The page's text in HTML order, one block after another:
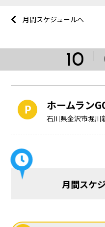
月間スケジュールへ
10
ホームラン
石川県金沢市堀川
月間スケ